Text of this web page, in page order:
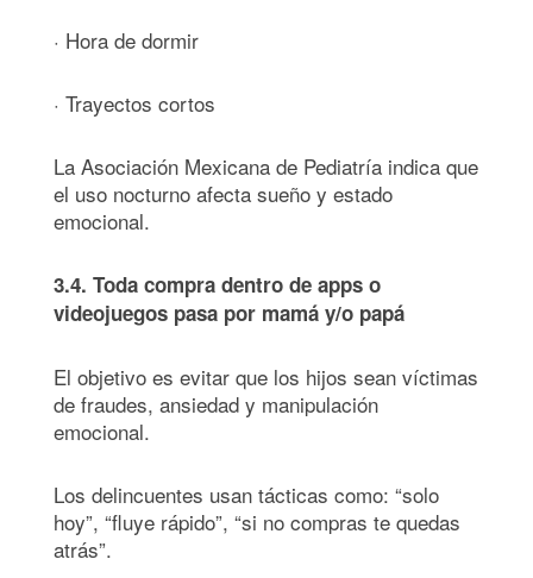
· Hora de dormir
· Trayectos cortos
La Asociación Mexicana de Pediatría indica que
el uso nocturno afecta sueño y estado
emocional.
3.4. Toda compra dentro de apps o
videojuegos pasa por mamá y/o papá
El objetivo es evitar que los hijos sean víctimas
de fraudes, ansiedad y manipulación
emocional.
Los delincuentes usan tácticas como: “solo
hoy”, “fluye rápido”, “si no compras te quedas
atrás”.